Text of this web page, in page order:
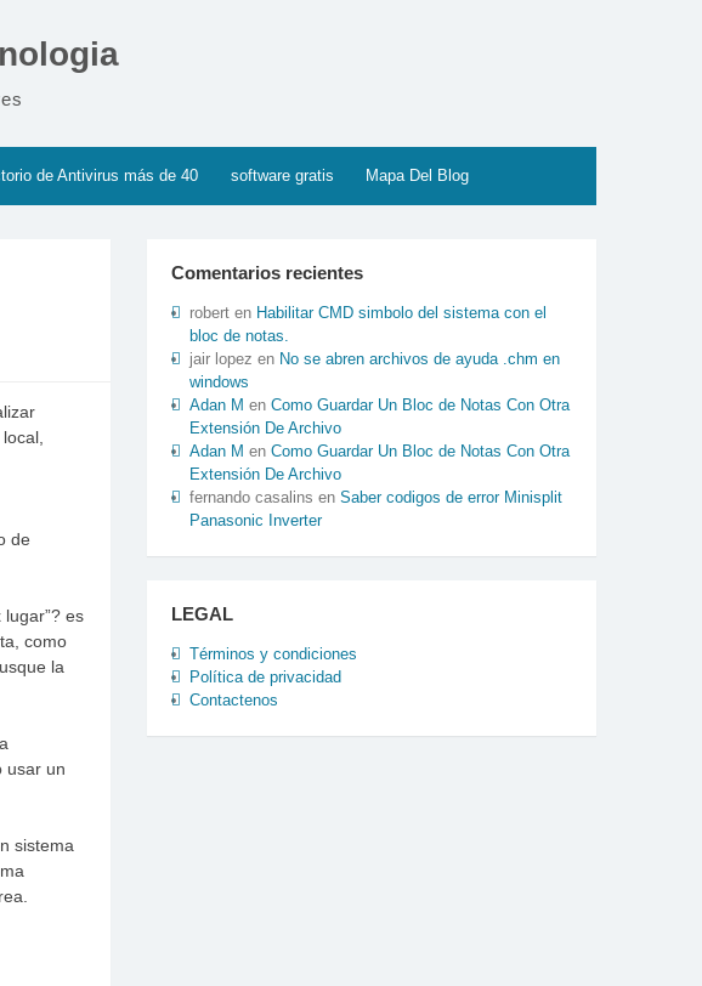
de Antivirus más de 40 software gratis Mapa Del Blog
de
es
como
la
usar un
sistema
Comentarios recientes
roberten Habilitar CMD simbolo del sistema con el
bloc de notas.
jair lopez en No se abren archivos de ayuda .chm en
windows
Adan M en Como Guardar Un Bloc de Notas Con Otra
Extensión De Archivo
Adan M en Como Guardar Un Bloc de Notas Con Otra
Extensión De Archivo
fernando casalins en Saber codigos de error Minisplit
Panasonic Inverter
LEGAL
Términos y condiciones
Política de privacidad
Contactenos